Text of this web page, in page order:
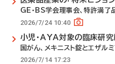
GE・BS学会理事会、特許満了
2026/7/24 10:40
小児・AYA対象の臨床研
国がん、メキニスト錠とエザル
2026/7/14 17:23